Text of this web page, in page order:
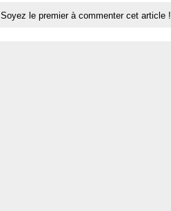
Soyez le premier à commenter cet article !